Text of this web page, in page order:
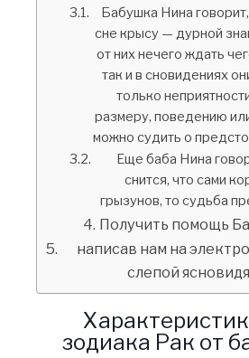
Бабушка Нина
сне крысу — дурной
от них нечего ждать
так и в сновидениях
только
размеру, поведению
можно судить о
Еще баба Нина
снится, что сами
грызунов, то судьба
Получить помощь
написав нам на
слепой
зодиака Рак от